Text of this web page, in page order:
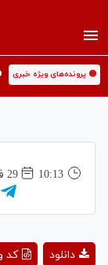
🟡 پرونده‌های ویژه خبری
10:13
29 فروردين 1405
کد دانلود